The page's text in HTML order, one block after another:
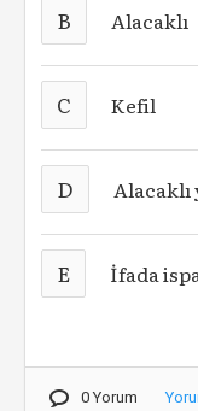
B Alacaklı
C Kefil
D Alacaklı
E İfada
0 Yorum